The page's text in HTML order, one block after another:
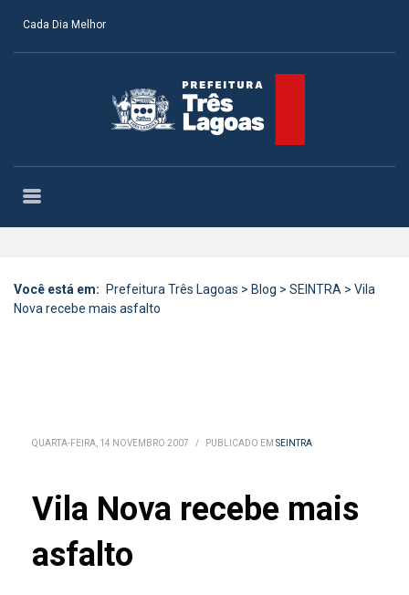
Cada Dia Melhor
Você está em: Prefeitura Três Lagoas > Blog > SEINTRA > Vila
Nova recebe mais asfalto
QUARTA-FEIRA, 14 NOVEMBRO 2007 / PUBLICADO EM SEINTRA
Vila Nova recebe mais
asfalto